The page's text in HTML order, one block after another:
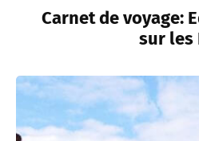
Carnet de voyage:
sur les